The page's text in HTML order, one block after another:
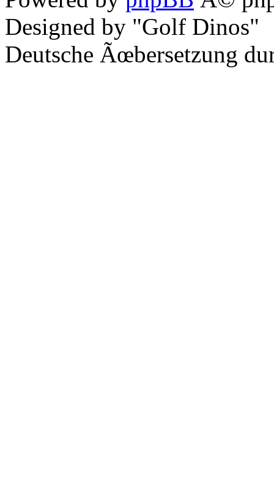
Designed by "Golf Dinos"
Deutsche Ãœbersetzung